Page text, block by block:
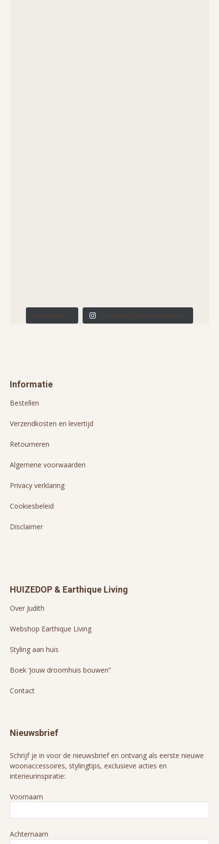
Meer laden... Volg HUIZEDOP op Instagram
Informatie
Bestellen
Verzendkosten en levertijd
Retourneren
Algemene voorwaarden
Privacy verklaring
Cookiesbeleid
Disclaimer
HUIZEDOP & Earthique Living
Over Judith
Webshop Earthique Living
Styling aan huis
Boek ‘Jouw droomhuis bouwen”
Contact
Nieuwsbrief
Schrijf je in voor de nieuwsbrief en ontvang als eerste nieuwe
woonaccessoires, stylingtips, exclusieve acties en
interieurinspiratie:
Voornaam
Achternaam